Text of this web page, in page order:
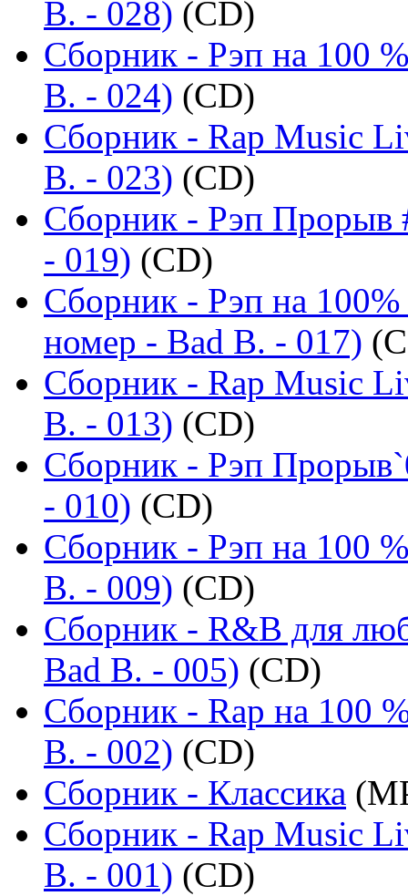
B. - 028) (CD)
Сборник - Рэп на 100
B. - 024) (CD)
Сборник - Rap Music
B. - 023) (CD)
Сборник - Рэп Прорыв
- 019) (CD)
Сборник - Рэп на
номер - Bad B. - 017)
Сборник - Rap Music
B. - 013) (CD)
Сборник - Рэп
- 010) (CD)
Сборник - Рэп на 100
B. - 009) (CD)
Сборник - R&B для
Bad B. - 005) (CD)
Сборник - Rap на 100
B. - 002) (CD)
Сборник - Классика
Сборник - Rap Music
B. - 001) (CD)